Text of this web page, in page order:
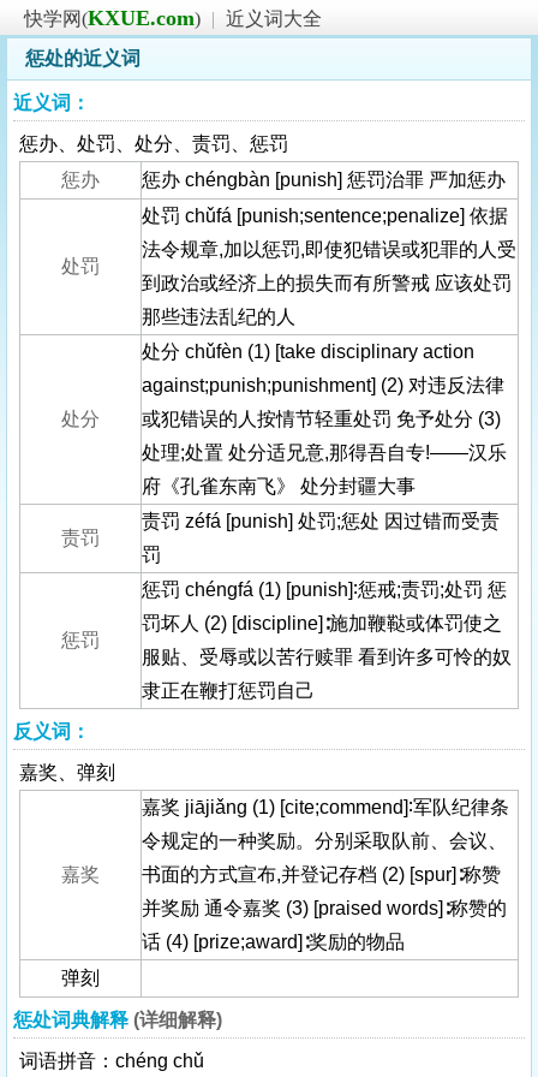
快学网(KXUE.com) | 近义词大全
惩处的近义词
近义词：
惩办、处罚、处分、责罚、惩罚
惩办
惩办 chéngbàn [punish] 惩罚治罪 严加惩办
处罚
处罚 chǔfá [punish;sentence;penalize] 依据
法令规章,加以惩罚,即使犯错误或犯罪的人受
到政治或经济上的损失而有所警戒 应该处罚
那些违法乱纪的人
处分
处分 chǔfèn (1) [take disciplinary action
against;punish;punishment] (2) 对违反法律
或犯错误的人按情节轻重处罚 免予处分 (3)
处理;处置 处分适兄意,那得吾自专!——汉乐
府《孔雀东南飞》 处分封疆大事
责罚
责罚 zéfá [punish] 处罚;惩处 因过错而受责
罚
惩罚
惩罚 chéngfá (1) [punish]∶惩戒;责罚;处罚 惩
罚坏人 (2) [discipline]∶施加鞭鞑或体罚使之
服贴、受辱或以苦行赎罪 看到许多可怜的奴
隶正在鞭打惩罚自己
反义词：
嘉奖、弹刻
嘉奖
嘉奖 jiājiǎng (1) [cite;commend]∶军队纪律条
令规定的一种奖励。分别采取队前、会议、
书面的方式宣布,并登记存档 (2) [spur]∶称赞
并奖励 通令嘉奖 (3) [praised words]∶称赞的
话 (4) [prize;award]∶奖励的物品
弹刻
惩处词典解释 (详细解释)
词语拼音：chéng chǔ